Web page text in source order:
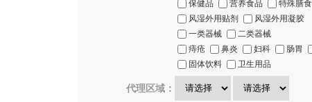
保健品 营养食品 特殊膳食
风湿外用贴剂
风湿外用凝胶
一类器械
二类器械
痔疮
鼻炎 妇科 肠胃
固体饮料
卫生用品
代理区域：